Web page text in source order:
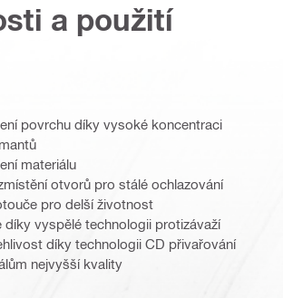
a použití
povrchu díky vysoké koncentraci
materiálu
otvorů pro stálé ochlazování
pro delší životnost
díky vyspělé technologii protizávaží
díky technologii CD přivařování
nejvyšší kvality